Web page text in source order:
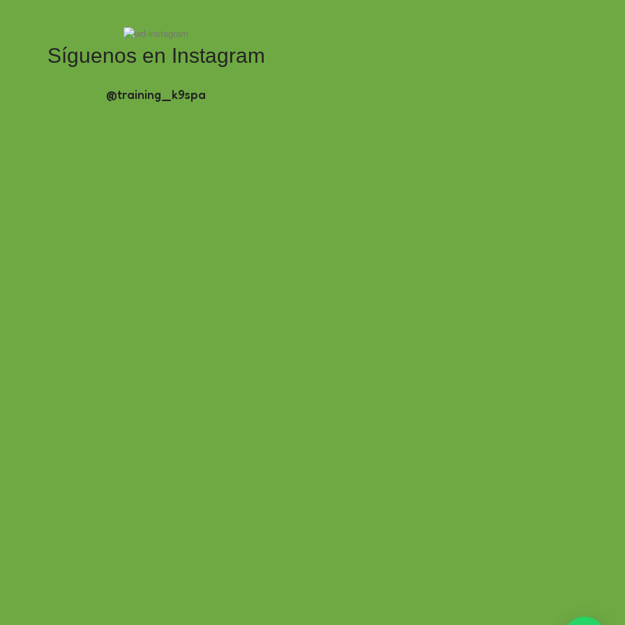
Síguenos en Instagram
@training_k9spa